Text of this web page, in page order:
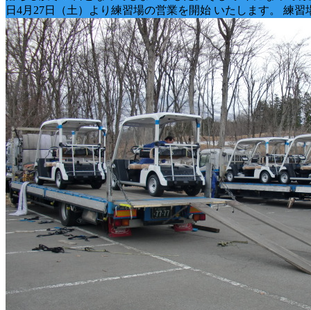
日4月27日（土）より練習場の営業を開始 いたします。 練習